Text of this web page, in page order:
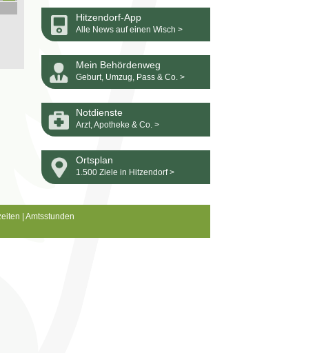
Hitzendorf-App
Alle News auf einen Wisch >
Mein Behördenweg
Geburt, Umzug, Pass & Co. >
Notdienste
Arzt, Apotheke & Co. >
Ortsplan
1.500 Ziele in Hitzendorf >
Amtsstunden